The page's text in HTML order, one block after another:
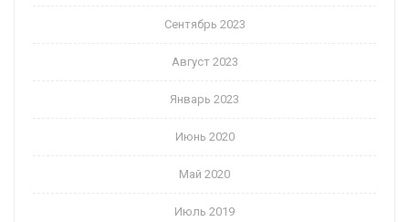
Сентябрь 2023
Август 2023
Январь 2023
Июнь 2020
Май 2020
Июль 2019